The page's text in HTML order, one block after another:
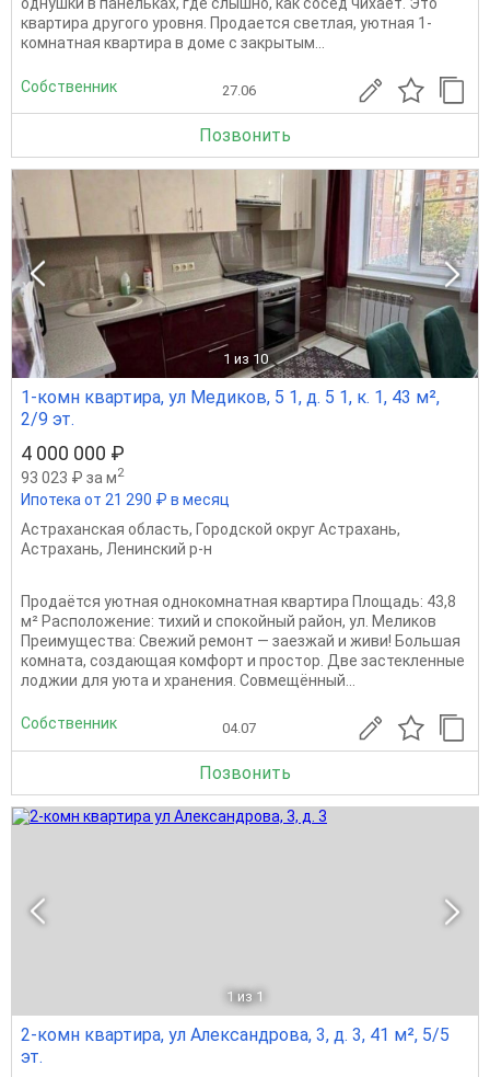
квартира другого уровня. Продается светлая, уютная 1-
комнатная квартира в доме с закрытым...
Собственник 27.06
Позвонить
1 из 10
1-комн квартира, ул Медиков, 5 1, д. 5 1, к. 1, 43 м²,
2/9 эт.
4 000 000 ₽
93 023 ₽ за м2
Ипотека от 21 290 ₽ в месяц
Астраханская область, Городской округ Астрахань,
Астрахань, Ленинский р-н
Продаётся уютная однокомнатная квартира Площадь: 43,8
м² Расположение: тихий и спокойный район, ул. Меликов
Преимущества: Свежий ремонт — заезжай и живи! Большая
комната, создающая комфорт и простор. Две застекленные
лоджии для уюта и хранения. Совмещённый...
Собственник 04.07
Позвонить
1 из 1
2-комн квартира, ул Александрова, 3, д. 3, 41 м², 5/5
эт.